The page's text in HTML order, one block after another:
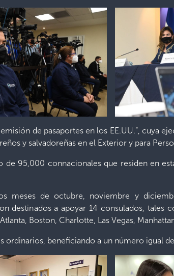
de pasaportes en los EE.UU.”, cuya
y salvadoreñas en el Exterior y para
95,000 connacionales que residen en
meses de octubre, noviembre y
destinados a apoyar 14 consulados, tales
Boston, Charlotte, Las Vegas,
ordinarios, beneficiando a un número igual